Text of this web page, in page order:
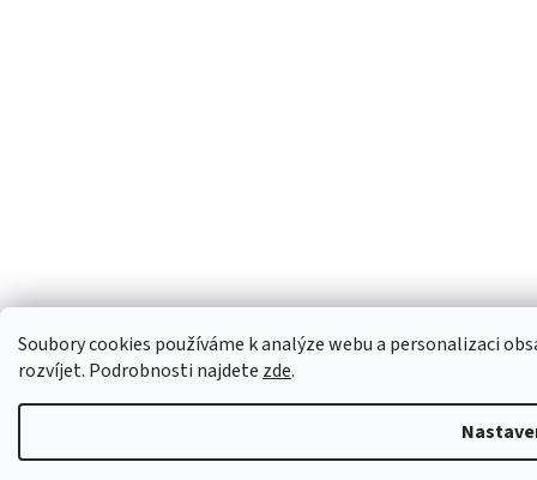
Soubory cookies používáme k analýze webu a personalizaci
rozvíjet. Podrobnosti najdete zde.